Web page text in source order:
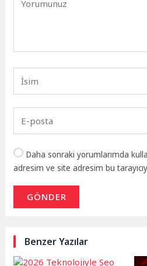
Daha sonraki yorumlarımda
adresim ve site adresim bu
GÖNDER
Benzer Yazılar